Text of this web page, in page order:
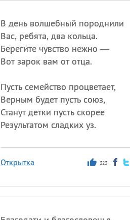
В день волшебный породнили
Вас, ребята, два кольца.
Берегите чувство нежно —
Вот зарок вам от отца.
Пусть семейство процветает,
Верным будет пусть союз,
Станут детки пусть скорее
Результатом сладких уз.
Открытка 323